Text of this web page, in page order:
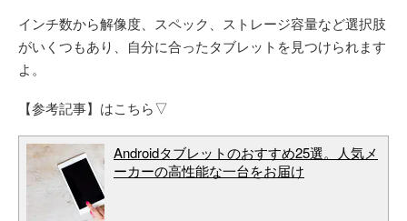
インチ数から解像度、スペック、ストレージ容量など選択肢
がいくつもあり、自分に合ったタブレットを見つけられます
よ。
【参考記事】はこちら▽
Androidタブレットのおすすめ25選。人気メ
ーカーの高性能な一台をお届け